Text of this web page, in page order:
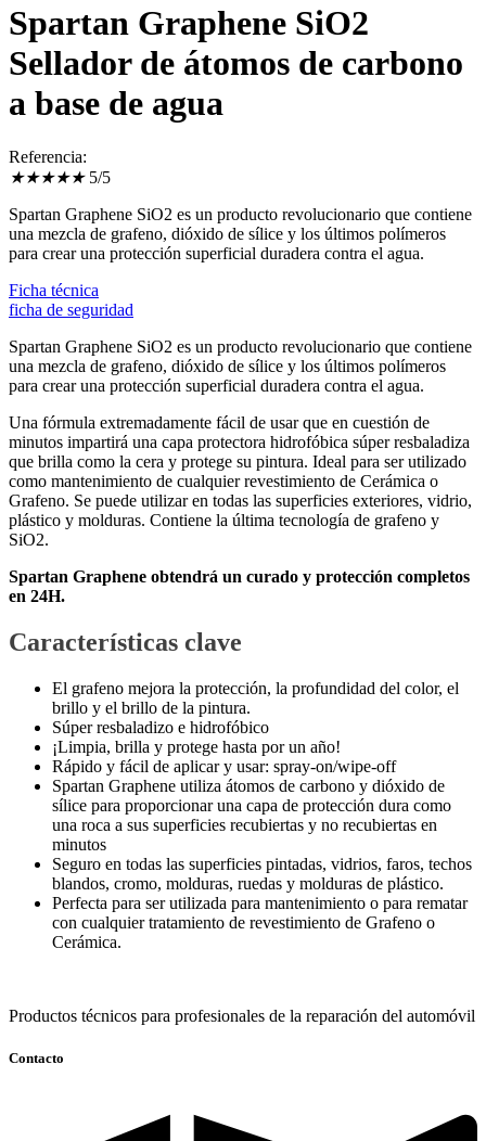
Spartan Graphene SiO2
Sellador de átomos de carbono
a base de agua
Referencia:
★★★★★ 5/5
Spartan Graphene SiO2 es un producto revolucionario que contiene
una mezcla de grafeno, dióxido de sílice y los últimos polímeros
para crear una protección superficial duradera contra el agua.
Ficha técnica
ficha de seguridad
Spartan Graphene SiO2 es un producto revolucionario que contiene
una mezcla de grafeno, dióxido de sílice y los últimos polímeros
para crear una protección superficial duradera contra el agua.
Una fórmula extremadamente fácil de usar que en cuestión de
minutos impartirá una capa protectora hidrofóbica súper resbaladiza
que brilla como la cera y protege su pintura. Ideal para ser utilizado
como mantenimiento de cualquier revestimiento de Cerámica o
Grafeno. Se puede utilizar en todas las superficies exteriores, vidrio,
plástico y molduras. Contiene la última tecnología de grafeno y
SiO2.
Spartan Graphene obtendrá un curado y protección completos
en 24H.
Características clave
El grafeno mejora la protección, la profundidad del color, el
brillo y el brillo de la pintura.
Súper resbaladizo e hidrofóbico
¡Limpia, brilla y protege hasta por un año!
Rápido y fácil de aplicar y usar: spray-on/wipe-off
Spartan Graphene utiliza átomos de carbono y dióxido de
sílice para proporcionar una capa de protección dura como
una roca a sus superficies recubiertas y no recubiertas en
minutos
Seguro en todas las superficies pintadas, vidrios, faros, techos
blandos, cromo, molduras, ruedas y molduras de plástico.
Perfecta para ser utilizada para mantenimiento o para rematar
con cualquier tratamiento de revestimiento de Grafeno o
Cerámica.
Productos técnicos para profesionales de la reparación del automóvil
Contacto